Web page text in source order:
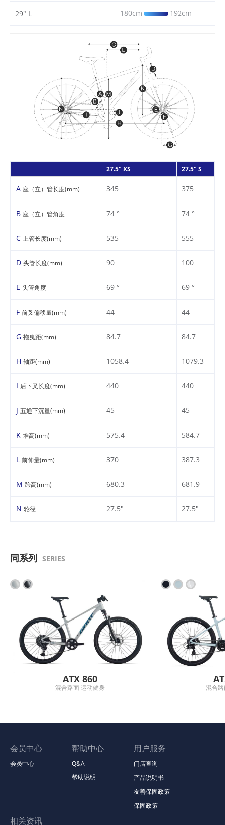
29" L 180cm 192cm
27.5" XS 27.5" S
A 座（立）管长度(mm) 345 375
B 座（立）管角度 74 ° 74 °
C 上管长度(mm) 535 555
D 头管长度(mm) 90 100
E 头管角度 69 ° 69 °
F 前叉偏移量(mm) 44 44
G 拖曳距(mm) 84.7 84.7
H 轴距(mm) 1058.4 1079.3
I 后下叉长度(mm) 440 440
J 五通下沉量(mm) 45 45
K 堆高(mm) 575.4 584.7
L 前伸量(mm) 370 387.3
M 跨高(mm) 680.3 681.9
N 轮径 27.5" 27.5"
同系列 SERIES
ATX 860
混合路面 运动健身 混合
会员中心
会员中心
帮助中心
Q&A
帮助说明
用户服务
门店查询
产品说明书
友善保固政策
保固政策
相关资讯